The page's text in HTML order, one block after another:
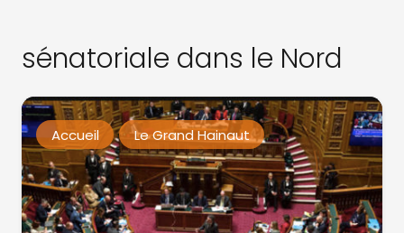
sénatoriale dans le Nord
Accueil Le Grand Hainaut